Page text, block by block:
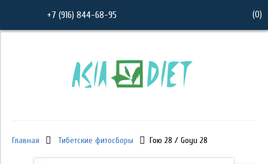
+7 (916) 844-68-95 (0)
Главная Тибетские фитосборы Гою 28 / Goyu 28